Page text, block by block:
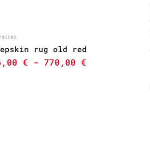
rug old red
€ - 770,00 €